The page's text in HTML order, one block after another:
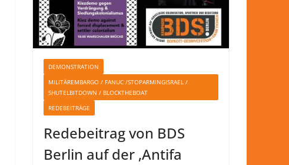
DEMONSTRATION
MILITÄREMBARGO / FANUC /STOPARMINGISRAEL /
SHUTELBITDOWN / BLOCKTHEBOAT
REDEBEITRÄGE
Redebeitrag von BDS
Berlin auf der ‚Antifa